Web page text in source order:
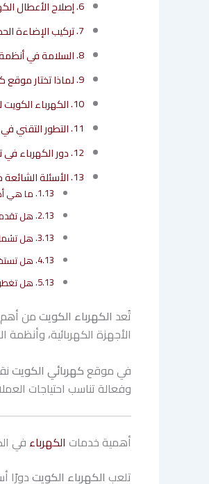
إصلاح الأعطال
تركيب الإضاءة
السلامة في
لماذا تختار موقع
الكهرباء الكويت
التطور التقني
دور الكهرباء
الأسئلة
ما هي
هل
هل تشمل
هل
هل
تُعد الكهرباء الكويتمن أهم
الأجهزة الكهربائية، وأنظمة
في موقعكهربائي الكويت
وفعالة تناسب احتياجات
أهمية خدمات الكهرباء في
تلعب الكهرباء الكويتدورًا